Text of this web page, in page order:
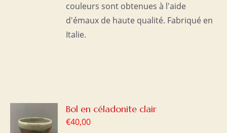
couleurs sont obtenues à l'aide
d'émaux de haute qualité. Fabriqué en
Italie.
Bol en céladonite clair
€40,00